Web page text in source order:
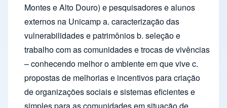
Montes e Alto Douro) e pesquisadores e alunos
externos na Unicamp a. caracterização das
vulnerabilidades e patrimônios b. seleção e
trabalho com as comunidades e trocas de vivências
– conhecendo melhor o ambiente em que vive c.
propostas de melhorias e incentivos para criação
de organizações sociais e sistemas eﬁcientes e